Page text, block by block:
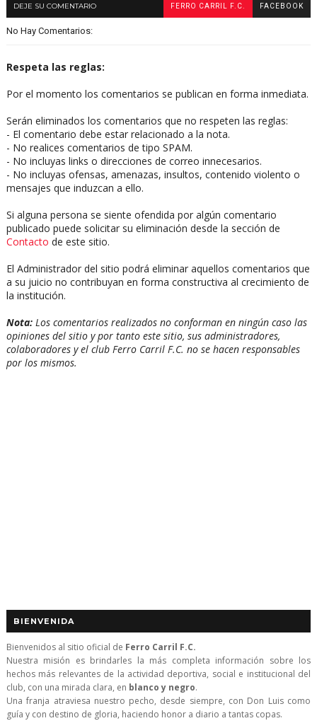
DEJE SU COMENTARIO FERRO CARRIL F.C. FACEBOOK
No Hay Comentarios:
Respeta las reglas:
Por el momento los comentarios se publican en forma inmediata.
Serán eliminados los comentarios que no respeten las reglas:
- El comentario debe estar relacionado a la nota.
- No realices comentarios de tipo SPAM.
- No incluyas links o direcciones de correo innecesarios.
- No incluyas ofensas, amenazas, insultos, contenido violento o
mensajes que induzcan a ello.
Si alguna persona se siente ofendida por algún comentario
publicado puede solicitar su eliminación desde la sección de
Contacto de este sitio.
El Administrador del sitio podrá eliminar aquellos comentarios que
a su juicio no contribuyan en forma constructiva al crecimiento de
la institución.
Nota:Los comentarios realizados no conforman en ningún caso las
opiniones del sitio y por tanto este sitio, sus administradores,
colaboradores y el club Ferro Carril F.C. no se hacen responsables
por los mismos.
BIENVENIDA
Bienvenidos al sitio oficial de Ferro Carril F.C.
Nuestra misión es brindarles la más completa información sobre los
hechos más relevantes de la actividad deportiva, social e institucional del
club, con una mirada clara, en blanco y negro.
Una franja atraviesa nuestro pecho, desde siempre, con Don Luis como
guía y con destino de gloria, haciendo honor a diario a tantas copas.